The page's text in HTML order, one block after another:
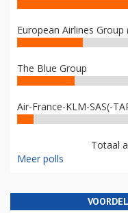
European Airlines Group
The Blue Group
Air-France-KLM-SAS(-
Totaal
Meer polls